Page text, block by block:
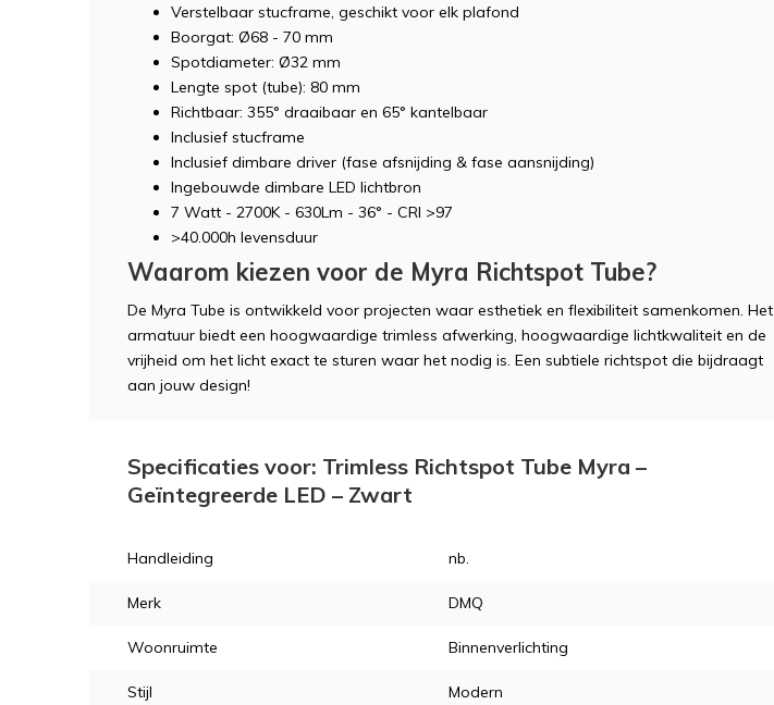
Verstelbaar stucframe, geschikt voor elk plafond
Boorgat: Ø68 - 70 mm
Spotdiameter: Ø32 mm
Lengte spot (tube): 80 mm
Richtbaar: 355° draaibaar en 65° kantelbaar
Inclusief stucframe
Inclusief dimbare driver (fase afsnijding & fase aansnijding)
Ingebouwde dimbare LED lichtbron
7 Watt - 2700K - 630Lm - 36° - CRI >97
>40.000h levensduur
Waarom kiezen voor de Myra Richtspot Tube?
De Myra Tube is ontwikkeld voor projecten waar esthetiek en flexibiliteit samenkomen. Het
armatuur biedt een hoogwaardige trimless afwerking, hoogwaardige lichtkwaliteit en de
vrijheid om het licht exact te sturen waar het nodig is. Een subtiele richtspot die bijdraagt
aan jouw design!
Specificaties voor: Trimless Richtspot Tube Myra –
Geïntegreerde LED – Zwart
Handleiding nb.
Merk DMQ
Woonruimte Binnenverlichting
Stijl Modern